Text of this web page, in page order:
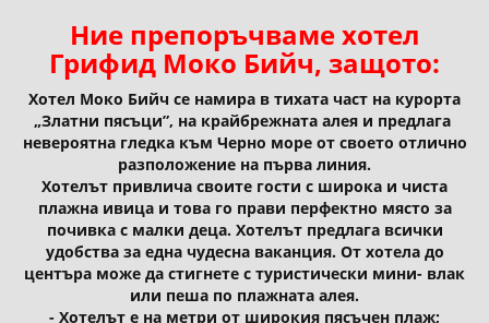
Ние препоръчваме хотел
Грифид Моко Бийч, защото:
Хотел Моко Бийч се намира в тихата част на курорта
„Златни пясъци”, на крайбрежната алея и предлага
невероятна гледка към Черно море от своето отлично
разположение на първа линия.
Хотелът привлича своите гости с широка и чиста
плажна ивица и това го прави перфектно място за
почивка с малки деца. Хотелът предлага всички
удобства за една чудесна ваканция. От хотела до
центъра може да стигнете с туристически мини- влак
или пеша по плажната алея.
- Хотелът е на метри от широкия пясъчен плаж;